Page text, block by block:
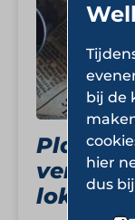
Plaza
lokaal
bij de
hier
dus